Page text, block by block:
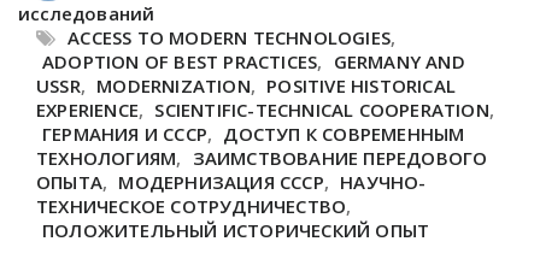
исследований
ACCESS TO MODERN TECHNOLOGIES,
ADOPTION OF BEST PRACTICES, GERMANY AND
USSR, MODERNIZATION, POSITIVE HISTORICAL
EXPERIENCE, SCIENTIFIC-TECHNICAL COOPERATION,
ГЕРМАНИЯ И СССР, ДОСТУП К СОВРЕМЕННЫМ
ТЕХНОЛОГИЯМ, ЗАИМСТВОВАНИЕ ПЕРЕДОВОГО
ОПЫТА, МОДЕРНИЗАЦИЯ СССР, НАУЧНО-
ТЕХНИЧЕСКОЕ СОТРУДНИЧЕСТВО,
ПОЛОЖИТЕЛЬНЫЙ ИСТОРИЧЕСКИЙ ОПЫТ